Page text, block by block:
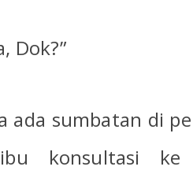
Dok?”
ada sumbatan di
ibu konsultasi